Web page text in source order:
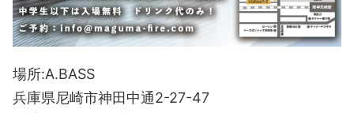
場所:A.BASS
兵庫県尼崎市神田中通2-27-47